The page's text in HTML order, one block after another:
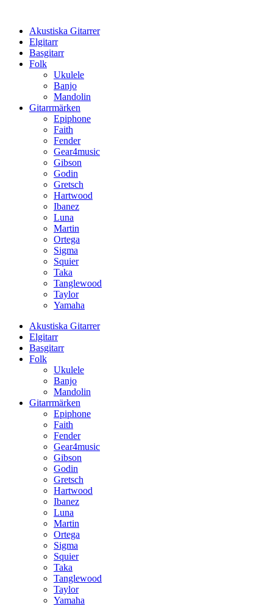
innehållAkustiska Gitarrer
Elgitarr
Basgitarr
Folk
Ukulele
Banjo
Mandolin
Gitarrmärken
Epiphone
Faith
Fender
Gear4music
Gibson
Godin
Gretsch
Hartwood
Ibanez
Luna
Martin
Ortega
Sigma
Squier
Taka
Tanglewood
Taylor
Yamaha
Akustiska Gitarrer
Elgitarr
Basgitarr
Folk
Ukulele
Banjo
Mandolin
Gitarrmärken
Epiphone
Faith
Fender
Gear4music
Gibson
Godin
Gretsch
Hartwood
Ibanez
Luna
Martin
Ortega
Sigma
Squier
Taka
Tanglewood
Taylor
Yamaha